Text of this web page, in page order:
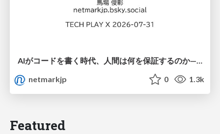
AIがコードを書く時代、人間は何を保証するのか———馬場さんと考える、開発者に求められる新しい責任と価値 - TECH PLAY
netmarkjp
0 1.3k
Featured